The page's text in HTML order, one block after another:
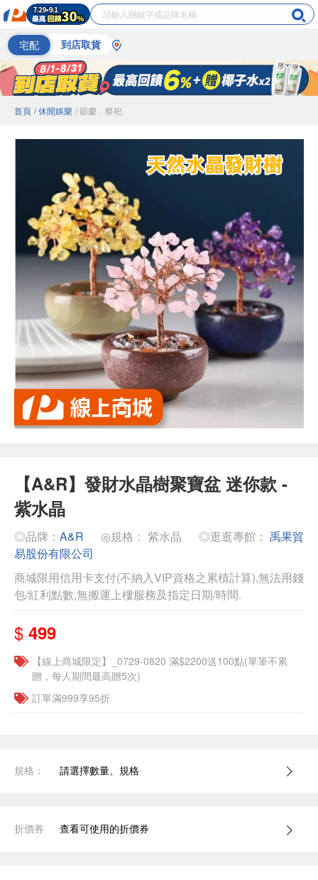
宅配 到店取貨
首頁 / 休閒娛樂 / 節慶．祭祀
【A&R】發財水晶樹聚寶盆 迷你款 -
紫水晶
◎品牌： A&R ◎規格： 紫水晶 ◎逛逛專館： 禹果貿
易股份有限公司
商城限用信用卡支付(不納入VIP資格之累積計算),無法用錢
包/紅利點數,無搬運上樓服務及指定日期/時間.
$ 499
【線上商城限定】_0729-0820 滿$2200送100點(單筆不累
贈，每人期間最高贈5次)
訂單滿999享95折
規格： 請選擇數量、規格
折價券 查看可使用的折價券